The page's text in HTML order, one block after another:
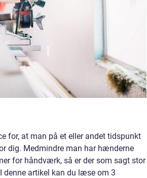
for, at man på et eller andet tidspunkt
dig. Medmindre man har hænderne
for håndværk, så er der som sagt stor
denne artikel kan du læse om 3